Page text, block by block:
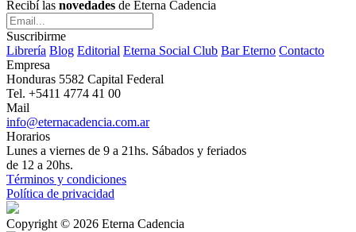
Recibí las novedades de Eterna Cadencia
Suscribirme
Librería Blog Editorial Eterna Social Club Bar Eterno Contacto
Empresa
Honduras 5582 Capital Federal
Tel. +5411 4774 41 00
Mail
info@eternacadencia.com.ar
Horarios
Lunes a viernes de 9 a 21hs. Sábados y feriados
de 12 a 20hs.
Términos y condiciones
Política de privacidad
Copyright © 2026 Eterna Cadencia